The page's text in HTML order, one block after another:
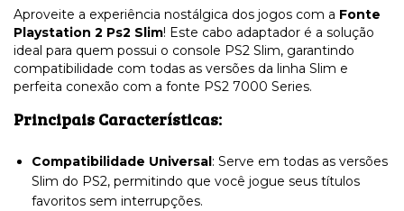
Aproveite a experiência nostálgica dos jogos com a Fonte
Playstation 2 Ps2 Slim! Este cabo adaptador é a solução
ideal para quem possui o console PS2 Slim, garantindo
compatibilidade com todas as versões da linha Slim e
perfeita conexão com a fonte PS2 7000 Series.
Principais Características:
Compatibilidade Universal: Serve em todas as versões
Slim do PS2, permitindo que você jogue seus títulos
favoritos sem interrupções.